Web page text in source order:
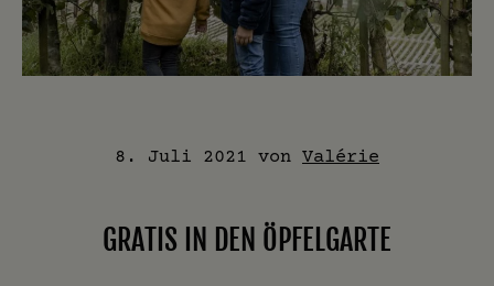
8. Juli 2021 von Valérie
GRATIS IN DEN ÖPFELGARTE